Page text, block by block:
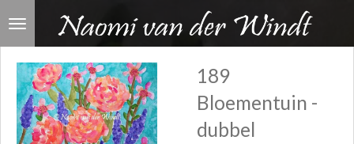
Ga
naar
de
hoofdinhoud
189
Bloementuin -
dubbel